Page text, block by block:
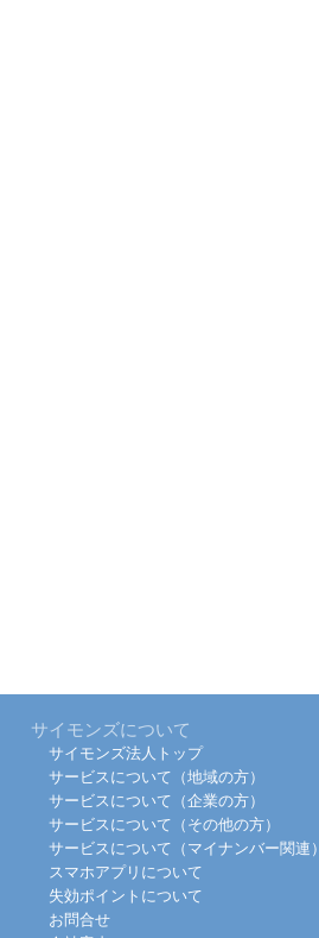
サイモンズについて
サイモンズ法人トップ
サービスについて（地域の方）
サービスについて（企業の方）
サービスについて（その他の方）
サービスについて（マイナンバー関連）
スマホアプリについて
失効ポイントについて
お問合せ